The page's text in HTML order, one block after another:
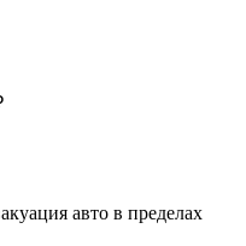
авто в пределах